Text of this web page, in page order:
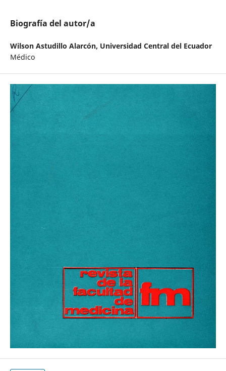
Biografía del autor/a
Wilson Astudillo Alarcón, Universidad Central del Ecuador
Médico